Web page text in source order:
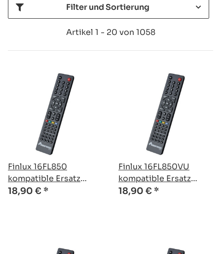
Filter und Sortierung
Artikel 1 - 20 von 1058
Finlux 16FL850
kompatible Ersatz
Fernbedienung
18,90 € *
Finlux 16FL850VU
kompatible Ersatz
Fernbedienung
18,90 € *